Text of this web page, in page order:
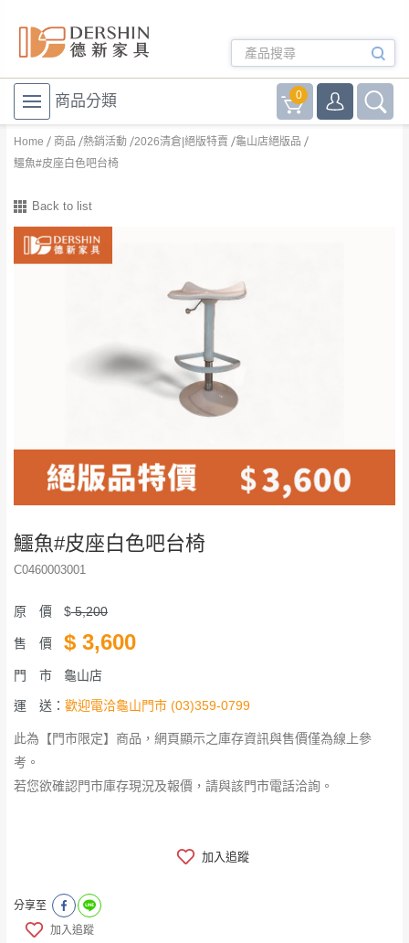
商品分類 0
Home 商品 熱銷活動 2026清倉|絕版特賣
龜山店絕版品
鱷魚#皮座白色吧台椅
Back to list
鱷魚#皮座白色吧台椅
C0460003001
原 價 $5,200
售 價 $ 3,600
門 市 龜山店
運 送： 歡迎電洽龜山門市 (03)359-0799
此為【門市限定】商品，網頁顯示之庫存資訊與售價僅為線上參
考。
若您欲確認門市庫存現況及報價，請與該門市電話洽詢。
加入追蹤
分享至
加入追蹤